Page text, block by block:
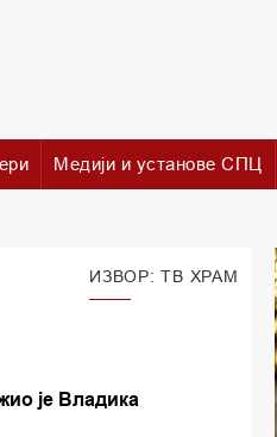
Медији и установе СПЦ
ИЗВОР: TВ ХРАМ
је Владика